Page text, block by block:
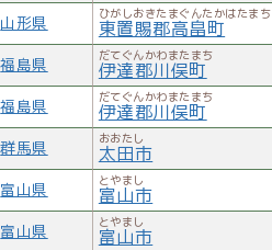
山形県 ひがしおきたまぐんたかはたまち
東置賜郡高畠町
福島県 だてぐんかわまたまち
伊達郡川俣町
福島県 だてぐんかわまたまち
伊達郡川俣町
群馬県 おおたし
太田市
富山県 とやまし
富山市
富山県 とやまし
富山市